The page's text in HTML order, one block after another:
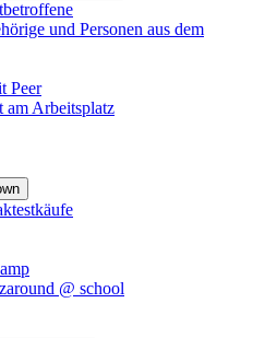
und Personen aus dem
Peer
am Arbeitsplatz
@ school